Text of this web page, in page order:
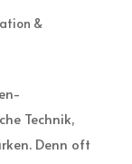
&
Technik,
Denn oft